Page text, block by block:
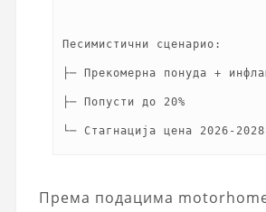
Песимистични сценарио:
├─ Прекомерна понуда +
├─ Попусти до 20%
Према подацима